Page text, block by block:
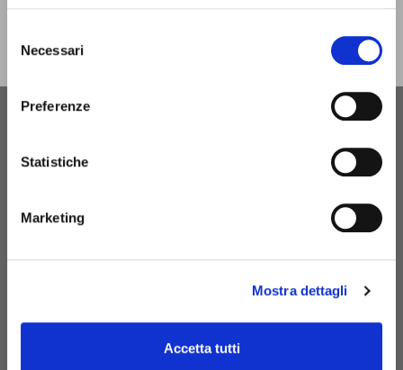
delNecessari
Preferenze
Statistiche
Marketing
Mostra dettagli
Accetta tutti
allows you to fully experience the city while saving time
DISCOVER MYFE CARD